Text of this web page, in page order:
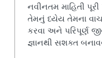
નવીનતમ માહિતી
તેમનું ધ્યેય તેમના
કરવા અને પરિપૂર્ણ
જ્ઞાનથી સશક્ત